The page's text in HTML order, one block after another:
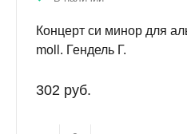
Концерт си минор для
moll. Гендель Г.
302 руб.